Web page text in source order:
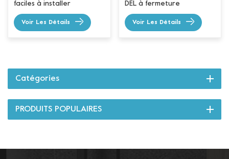
faciles à installer
Voir Les Détails
DEL à fermeture
silencieuse
Voir Les Détails
Catégories
PRODUITS POPULAIRES